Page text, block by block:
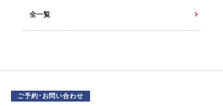
全一覧
ご予約･お問い合わせ